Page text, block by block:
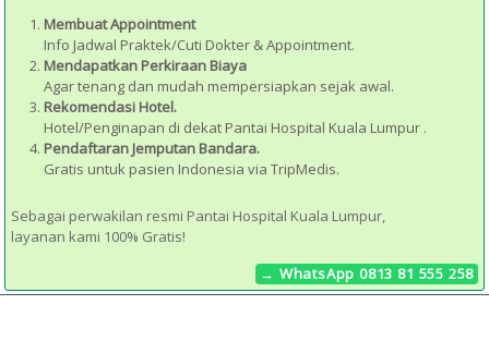
Membuat Appointment
Info Jadwal Praktek/Cuti Dokter & Appointment.
Mendapatkan Perkiraan Biaya
Agar tenang dan mudah mempersiapkan sejak awal.
Rekomendasi Hotel.
Hotel/Penginapan di dekat Pantai Hospital Kuala Lumpur .
Pendaftaran Jemputan Bandara.
Gratis untuk pasien Indonesia via TripMedis.
Sebagai perwakilan resmi Pantai Hospital Kuala Lumpur,
layanan kami 100% Gratis!
→ WhatsApp 0813 81 555 258